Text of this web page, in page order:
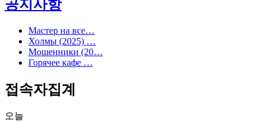
공지사항
Мастер на все…
Холмы (2025) …
Мошенники (20…
Горячее кафе …
접속자집계
오늘